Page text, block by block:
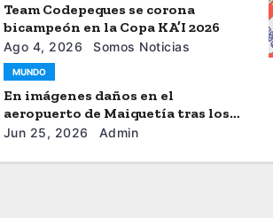
Team Codepeques se corona
bicampeón en la Copa KA’I 2026
Ago 4, 2026 Somos Noticias
MUNDO
En imágenes daños en el
aeropuerto de Maiquetía tras los
sismos
Jun 25, 2026 Admin